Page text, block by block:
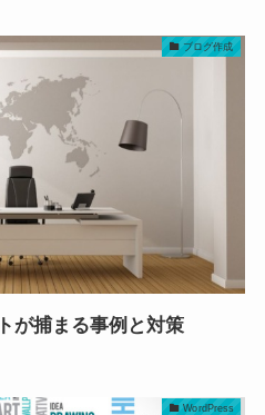
ブログ作成
が捕まる事例と対策
WordPress